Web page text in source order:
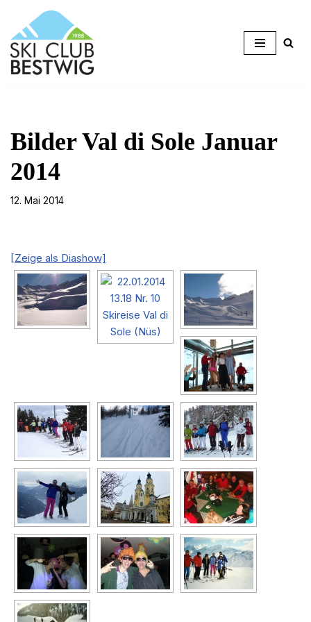
Zum
Inhalt
springen
Bilder Val di Sole Januar
2014
12. Mai 2014
[Zeige als Diashow]